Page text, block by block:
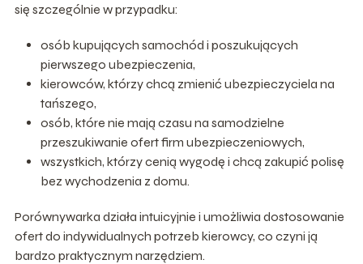
się szczególnie w przypadku:
osób kupujących samochód i poszukujących
pierwszego ubezpieczenia,
kierowców, którzy chcą zmienić ubezpieczyciela na
tańszego,
osób, które nie mają czasu na samodzielne
przeszukiwanie ofert firm ubezpieczeniowych,
wszystkich, którzy cenią wygodę i chcą zakupić polisę
bez wychodzenia z domu.
Porównywarka działa intuicyjnie i umożliwia dostosowanie
ofert do indywidualnych potrzeb kierowcy, co czyni ją
bardzo praktycznym narzędziem.